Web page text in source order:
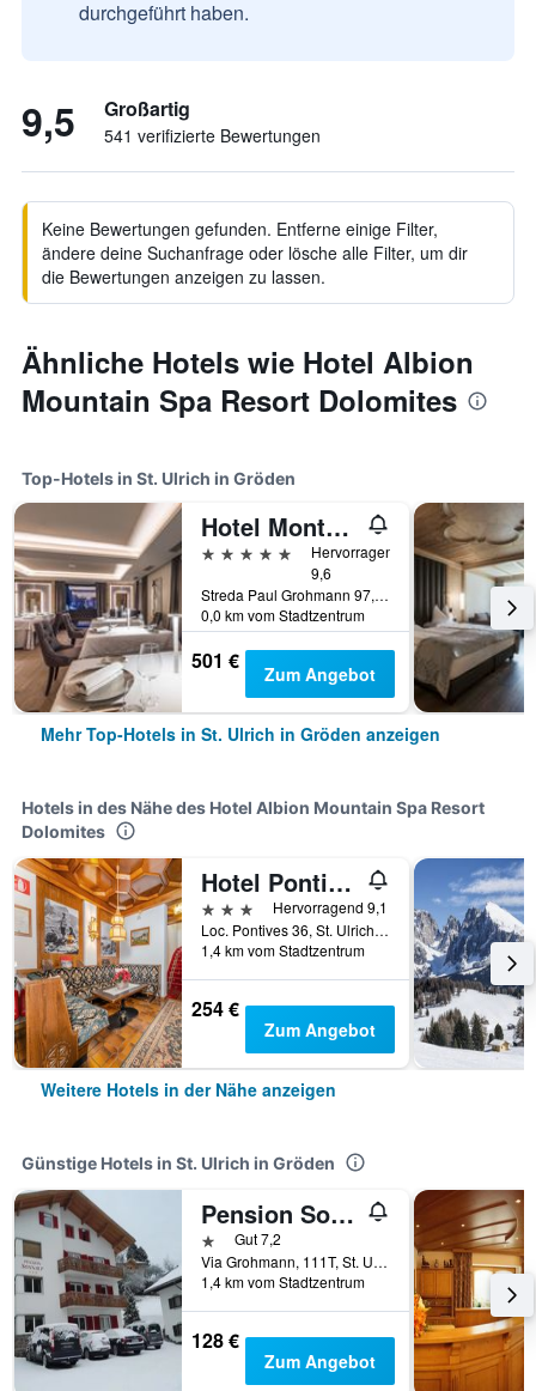
durchgeführt haben.
9,5 Großartig
541 verifizierte Bewertungen
Keine Bewertungen gefunden. Entferne einige Filter,
ändere deine Suchanfrage oder lösche alle Filter, um dir
die Bewertungen anzeigen zu lassen.
Ähnliche Hotels wie Hotel Albion
Mountain Spa Resort Dolomites
Top-Hotels in St. Ulrich in Gröden
Hotel Montchalet
5 Sterne
Hervorragend
9,6
Streda Paul Grohmann 97, St. Ulrich in Gröden, Südtirol, Italien
0,0 km vom Stadtzentrum
501 € Zum Angebot
Mehr Top-Hotels in St. Ulrich in Gröden anzeigen
Hotels in des Nähe des Hotel Albion Mountain Spa Resort
Dolomites
Hotel Pontives
3 Sterne
Hervorragend 9,1
Loc. Pontives 36, St. Ulrich in Gröden, Südtirol, Italien
1,4 km vom Stadtzentrum
254 €
Zum Angebot
Weitere Hotels in der Nähe anzeigen
Günstige Hotels in St. Ulrich in Gröden
Pension Sonnalp
1 SternGut 7,2
Via Grohmann, 111T, St. Ulrich in Gröden, Südtirol, Italien
1,4 km vom Stadtzentrum
128 €
Zum Angebot